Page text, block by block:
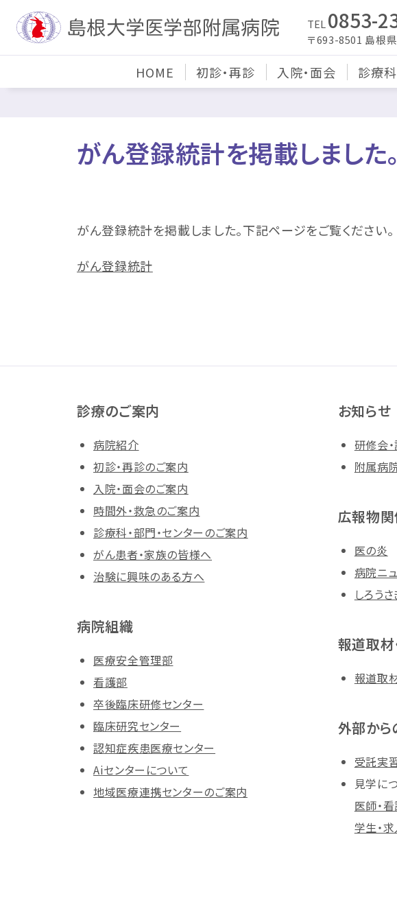
TEL 0853-
〒693-8501 島根
HOME 初診・再診 入院・面会 診療
がん登録統計を掲載しました。
がん登録統計を掲載しました。下記ページをご覧ください。
がん登録統計
診療のご案内
病院紹介
初診・再診のご案内
入院・面会のご案内
時間外・救急のご案内
診療科・部門・センターのご案内
がん患者・家族の皆様へ
治験に興味のある方へ
病院組織
医療安全管理部
看護部
卒後臨床研修センター
臨床研究センター
認知症疾患医療センター
Aiセンターについて
地域医療連携センターのご案内
お知らせ
研修会
附属病
広報物
医の炎
病院ニ
しろう
報道取材
報道取
外部から
受託実
見学に
医師・
学生・